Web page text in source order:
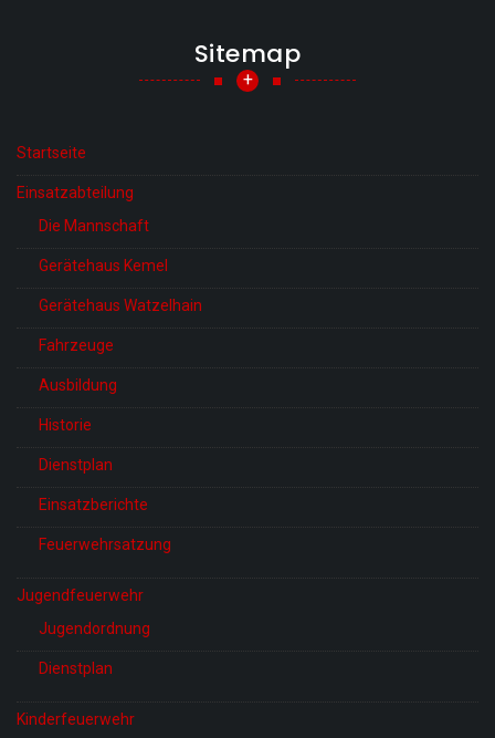
Sitemap
+
Startseite
Einsatzabteilung
Die Mannschaft
Gerätehaus Kemel
Gerätehaus Watzelhain
Fahrzeuge
Ausbildung
Historie
Dienstplan
Einsatzberichte
Feuerwehrsatzung
Jugendfeuerwehr
Jugendordnung
Dienstplan
Kinderfeuerwehr